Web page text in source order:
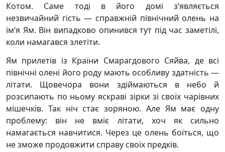
Котом. Саме тоді в його домі з’являється
незвичайний гість — справжній північний олень на
ім’я Ям. Він випадково опинився тут під час заметілі,
коли намагався злетіти.
Ям прилетів із Країни Смарагдового Сяйва, де всі
північні олені його роду мають особливу здатність —
літати. Щовечора вони здіймаються в небо й
розсипають по ньому яскраві зірки зі своїх чарівних
мішечків. Так ніч стає зоряною. Але Ям має одну
проблему: він не вміє літати, хоч як сильно
намагається навчитися. Через це олень боїться, що
не зможе продовжити справу своїх предків.